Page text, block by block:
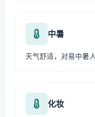
中暑
天气舒适，对易中暑
化妆